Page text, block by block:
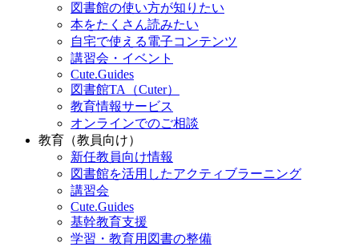
図書館の使い方が知りたい
本をたくさん読みたい
自宅で使える電子コンテンツ
講習会・イベント
Cute.Guides
図書館TA（Cuter）
教育情報サービス
オンラインでのご相談
教育（教員向け）
新任教員向け情報
図書館を活用したアクティブラーニング
講習会
Cute.Guides
基幹教育支援
学習・教育用図書の整備